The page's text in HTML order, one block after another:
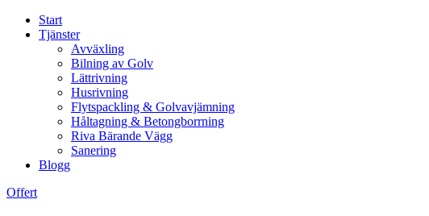
Start
Tjänster
Avväxling
Bilning av Golv
Lättrivning
Husrivning
Flytspackling & Golvavjämning
Håltagning & Betongborrning
Riva Bärande Vägg
Sanering
Blogg
Offert